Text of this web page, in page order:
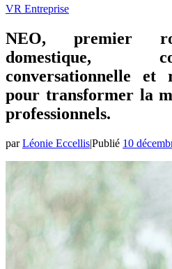
VR Entreprise
NEO, premier
domestique,
conversationnelle et
pour transformer la
professionnels.
parLéonie Eccellis|Publié 10